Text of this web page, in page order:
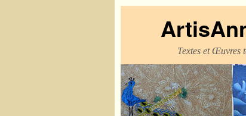
Textes et Œuvres